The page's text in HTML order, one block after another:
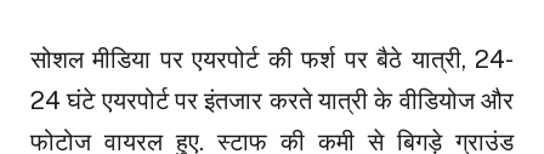
सोशल मीडिया पर एयरपोर्ट की फर्श पर बैठे यात्री, 24-
24 घंटे एयरपोर्ट पर इंतजार करते यात्री के वीडियोज और
फोटोज वायरल हुए. स्टाफ की कमी से बिगड़े ग्राउंड